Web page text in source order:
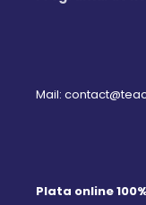
Mail:
Plata online